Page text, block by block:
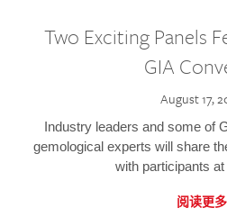
Two Exciting Panels
GIA
August 17,
Industry leaders and some of
gemological experts will share
with participants
阅读更多